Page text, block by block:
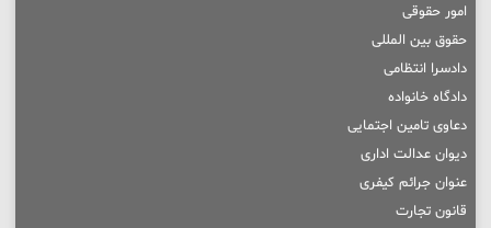
امور حقوقی
حقوق بین المللی
دادسرا انتظامی
دادگاه خانواده
دعاوی تامین اجتمایی
دیوان عدالت اداری
عنوان جرائم کیفری
قانون تجارت